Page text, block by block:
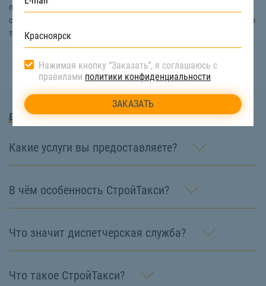
погрузчиков, необходимых для погрузки снега в транспортное
средство. Подробная информация и помощь в выборе спецтехники по
телефону:8 (922) 517-40-66
Вопросы и Ответы
Какие услуги вы предоставляете?
В чём особенность СтройТакси?
Что значит диспетчерская служба?
Что такое СтройТакси?
Нажимая кнопку “Заказать”, я соглашаюсь с
правилами политики конфиденциальности